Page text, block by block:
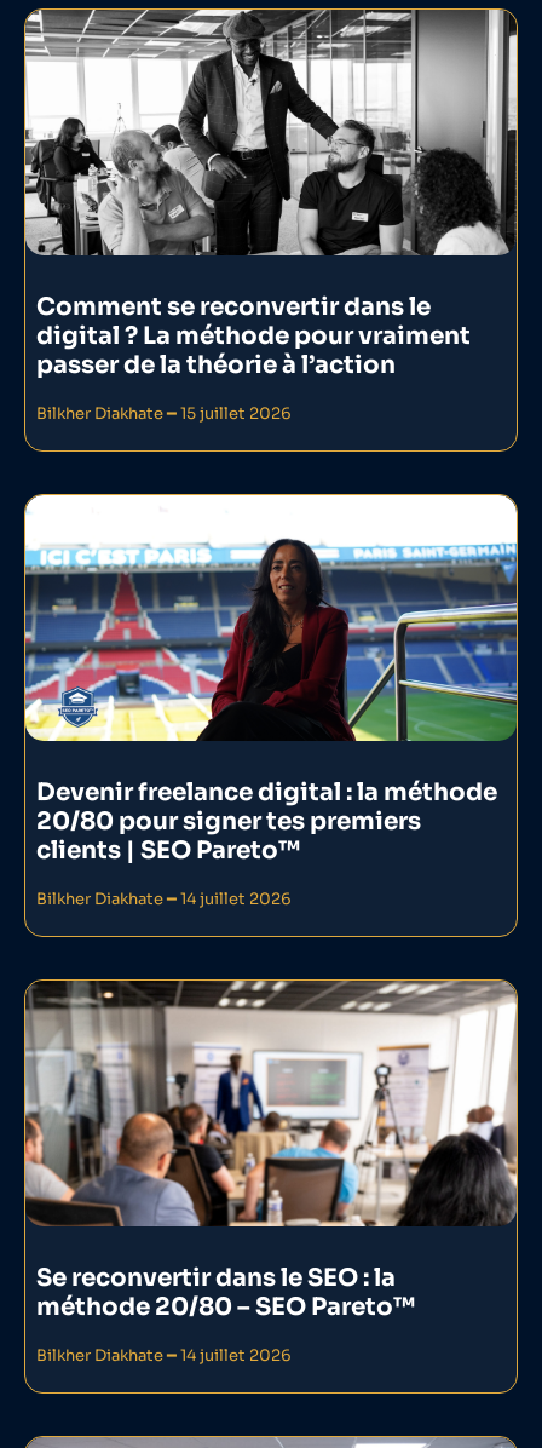
Comment se reconvertir dans le
digital ? La méthode pour vraiment
passer de la théorie à l’action
Bilkher Diakhate 15 juillet 2026
Devenir freelance digital : la méthode
20/80 pour signer tes premiers
clients | SEO Pareto™
Bilkher Diakhate 14 juillet 2026
Se reconvertir dans le SEO : la
méthode 20/80 – SEO Pareto™
Bilkher Diakhate 14 juillet 2026